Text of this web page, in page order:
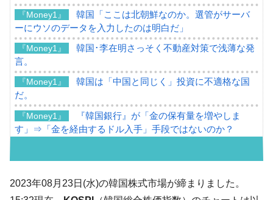
『Money1』
韓国「ここは北朝鮮なのか。選管がサーバ
ーにウソのデータを入力したのは明白だ」
『Money1』
韓国･李在明さっそく不動産対策で浅薄な発
言。
『Money1』
韓国は「中国と同じく」投資に不適格な国
だ。
『Money1』
『韓国銀行』が「金の保有量を増やしま
す」⇒「金を経由するドル入手」手段ではないのか？
ル」まで拡大 ⇒ 海外資金の動きに強く左右される状態
『Money1』
韓国･帰ってきた李在明。李在明を支持しな
い「50.5％」に上昇
2023年08月23日(水)の韓国株式市場が締まりました。